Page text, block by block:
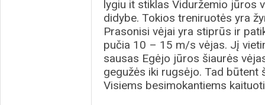
lygiu it stiklas Viduržemio jūros
didybe. Tokios treniruotės yra
Prasonisi vėjai yra stiprūs ir
pučia 10 – 15 m/s vėjas. Jį
sausas Egėjo jūros šiaurės
gegužės iki rugsėjo. Tad būtent
Visiems besimokantiems